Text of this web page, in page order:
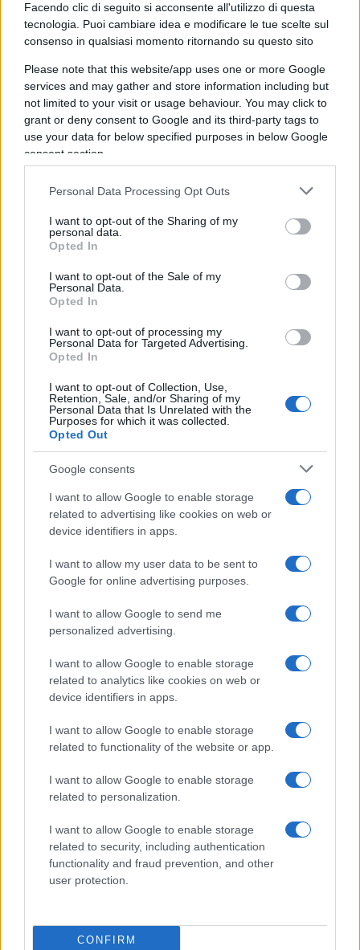
Facendo clic di seguito si acconsente all'utilizzo di questa
tecnologia. Puoi cambiare idea e modificare le tue scelte sul
consenso in qualsiasi momento ritornando su questo sito
Please note that this website/app uses one or more Google
services and may gather and store information including but
not limited to your visit or usage behaviour. You may click to
grant or deny consent to Google and its third-party tags to
use your data for below specified purposes in below Google
consent section.
Personal Data Processing Opt Outs
I want to opt-out of the Sharing of my
personal data.
Opted In
I want to opt-out of the Sale of my
Personal Data.
Opted In
I want to opt-out of processing my
Personal Data for Targeted Advertising.
Opted In
I want to opt-out of Collection, Use,
Retention, Sale, and/or Sharing of my
Personal Data that Is Unrelated with the
Purposes for which it was collected.
Opted Out
Google consents
I want to allow Google to enable storage
related to advertising like cookies on web or
device identifiers in apps.
I want to allow my user data to be sent to
Google for online advertising purposes.
I want to allow Google to send me
personalized advertising.
I want to allow Google to enable storage
related to analytics like cookies on web or
device identifiers in apps.
I want to allow Google to enable storage
related to functionality of the website or app.
I want to allow Google to enable storage
related to personalization.
I want to allow Google to enable storage
related to security, including authentication
functionality and fraud prevention, and other
user protection.
CONFIRM
confermata dalla Cassazione, si basa su un
ragionamento chepiù distorto di così non
Secondo il giudice, infatti, i docenti non possono
rispondere con metodi “prepotenti” agli episodi di
bullismo poiché essi “rafforzano il convincimento
che i rapporti relazionali (scolastici e sociali) sono
decisi da rapporti di forza o di potere”. Non basta.
Si legge di seguito che “il comportamento doloso
– che sarebbe poi quello dell’insegnante – umilia,
svaluta, denigra oviolenta psicologicamente
bambino, causandogli pericoli per la salute anche
educativa o di disciplina”.
Messaggi chiarissimi
Alla faccia, vien da dire, della tanto celebrata
civiltà giuridica italica. Facile immaginare la
soddisfazione del padre che si era infuriato e il
sorriso sarcastico del figlio nell’apprendere la
punizione esemplare inferta alla sua ex
insegnante. La quale certo non se l’aspettava. Fa
giustamente notare che, agendo in questo modo,
i docenti sono alla mercé dei genitori
chiede quale sia il messaggio che viene trasmesso
ai ragazzi.
Si noti, per concludere, che le sentenze “strane” –
ovunque. In parecchi casi di rapina a mano
non è stato condannato il
criminaleche ha tentato il colpo, bensì
l’aggredito che ha manifestato un “eccesso di
difesa”.
Messaggi chiarissimi. L’insegnante non deve
perché, altrimenti, in galera ci finisce lui (o lei),